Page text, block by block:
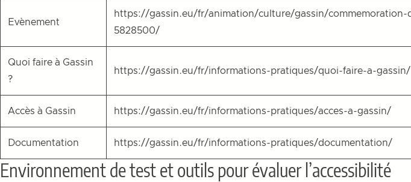
Evènement
https://gassin.eu/fr/animation/culture/gassin/commemoration-
5828500/
Quoi faire à Gassin
?
https://gassin.eu/fr/informations-pratiques/quoi-faire-a-gassin/
Accès à Gassin https://gassin.eu/fr/informations-pratiques/acces-a-gassin/
Documentation https://gassin.eu/fr/informations-pratiques/documentation/
Environnement de test et outils pour évaluer l’accessibilité